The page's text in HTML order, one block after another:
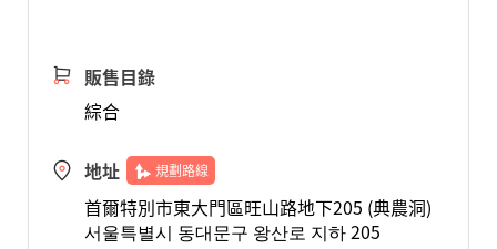
販售目錄
綜合
地址 規劃路線
首爾特別市東大門區旺山路地下205 (典農洞)
서울특별시 동대문구 왕산로 지하 205